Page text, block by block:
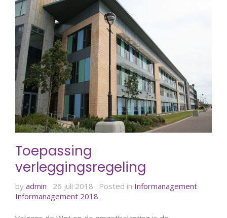
Toepassing
verleggingsregeling
by admin 26 juli 2018 Posted in Informanagement
Informanagement 2018